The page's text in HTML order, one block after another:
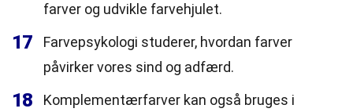
farver og udvikle farvehjulet.
17
Farvepsykologi studerer, hvordan farver
påvirker vores sind og adfærd.
18
Komplementærfarver kan også bruges i